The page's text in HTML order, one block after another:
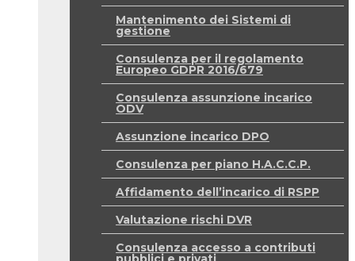
Mantenimento dei Sistemi di
gestione
Consulenza per il regolamento
Europeo GDPR 2016/679
Consulenza assunzione incarico
ODV
Assunzione incarico DPO
Consulenza per piano H.A.C.C.P.
Affidamento dell’incarico di RSPP
Valutazione rischi DVR
Consulenza accesso a contributi